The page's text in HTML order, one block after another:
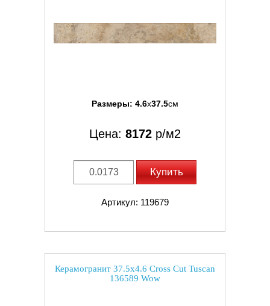
Размеры: 4.6x37.5см
Цена: 8172 р/м2
Купить
Артикул: 119679
Керамогранит 37.5x4.6 Cross Cut Tuscan
136589 Wow